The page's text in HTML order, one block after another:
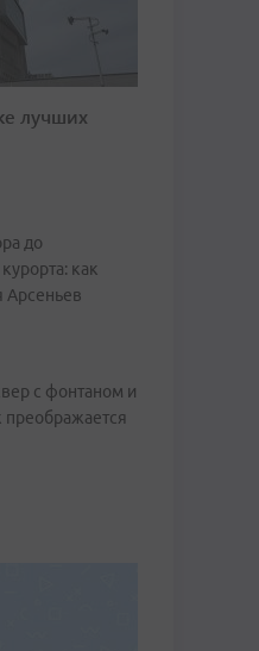
лучших
до
как
Арсеньев
с фонтаном и
преображается